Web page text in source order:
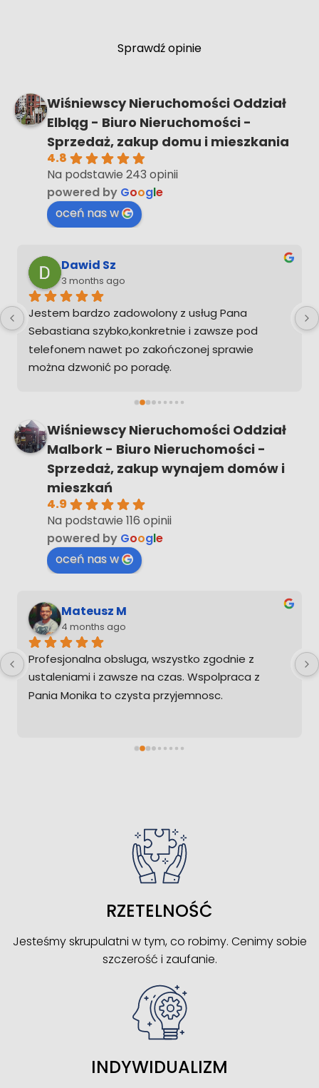
Sprawdź opinie
Wiśniewscy Nieruchomości Oddział
Elbląg - Biuro Nieruchomości -
Sprzedaż, zakup domu i mieszkania
4.8
Na podstawie 243 opinii
powered by Google
oceń nas w
Sz
ago
zadowolony z usług Pana
szybko,konkretnie i zawsze pod
nawet po zakończonej sprawie
po poradę.
na pewno zadzwonię żebym nie
tego sam
Witam
ANGELIKA I
rynku
kupującego
pogodzić
Wiśniewscy Nieruchomości Oddział
Malbork - Biuro Nieruchomości -
Sprzedaż, zakup wynajem domów i
mieszkań
4.9
Na podstawie 116 opinii
powered by Google
oceń nas w
Mateusz M
4 months ago
Profesjonalna obsluga, wszystko zgodnie z
ustaleniami i zawsze na czas. Wspolpraca z
Pania Monika to czysta przyjemnosc.
RZETELNOŚĆ
Jesteśmy skrupulatni w tym, co robimy. Cenimy sobie
szczerość i zaufanie.
INDYWIDUALIZM